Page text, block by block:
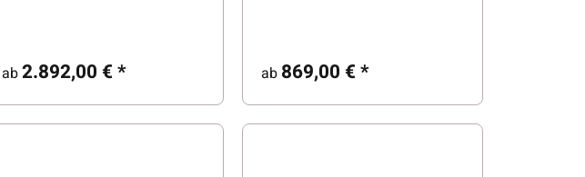
ab2.892,00 €* ab 869,00 €*